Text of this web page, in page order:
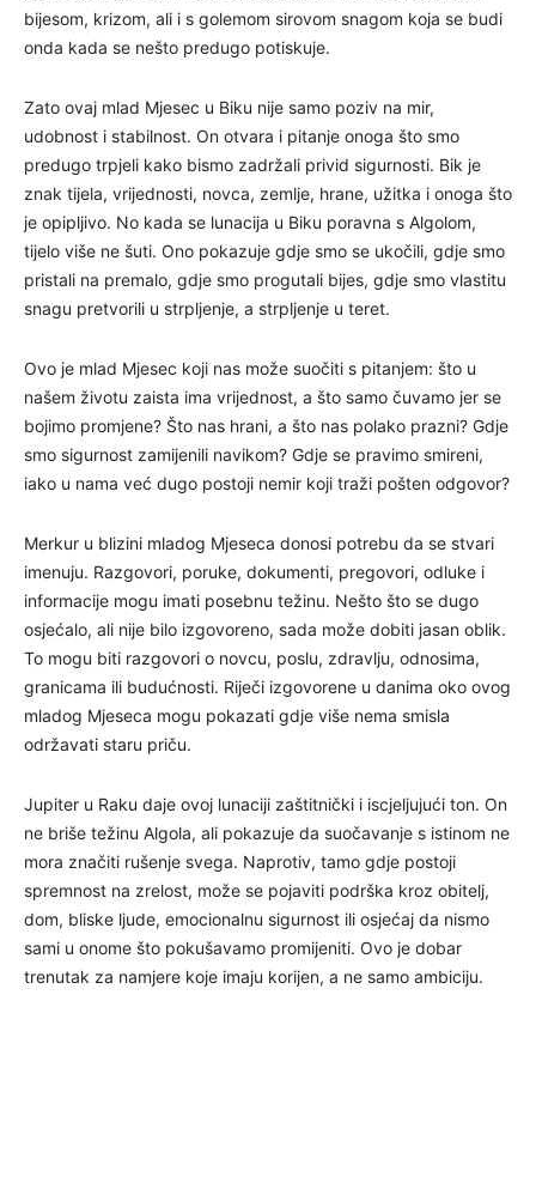
bijesom, krizom, ali i s golemom sirovom snagom koja se budi
onda kada se nešto predugo potiskuje.
Zato ovaj mlad Mjesec u Biku nije samo poziv na mir,
udobnost i stabilnost. On otvara i pitanje onoga što smo
predugo trpjeli kako bismo zadržali privid sigurnosti. Bik je
znak tijela, vrijednosti, novca, zemlje, hrane, užitka i onoga što
je opipljivo. No kada se lunacija u Biku poravna s Algolom,
tijelo više ne šuti. Ono pokazuje gdje smo se ukočili, gdje smo
pristali na premalo, gdje smo progutali bijes, gdje smo vlastitu
snagu pretvorili u strpljenje, a strpljenje u teret.
Ovo je mlad Mjesec koji nas može suočiti s pitanjem: što u
našem životu zaista ima vrijednost, a što samo čuvamo jer se
bojimo promjene? Što nas hrani, a što nas polako prazni? Gdje
smo sigurnost zamijenili navikom? Gdje se pravimo smireni,
iako u nama već dugo postoji nemir koji traži pošten odgovor?
Merkur u blizini mladog Mjeseca donosi potrebu da se stvari
imenuju. Razgovori, poruke, dokumenti, pregovori, odluke i
informacije mogu imati posebnu težinu. Nešto što se dugo
osjećalo, ali nije bilo izgovoreno, sada može dobiti jasan oblik.
To mogu biti razgovori o novcu, poslu, zdravlju, odnosima,
granicama ili budućnosti. Riječi izgovorene u danima oko ovog
mladog Mjeseca mogu pokazati gdje više nema smisla
održavati staru priču.
Jupiter u Raku daje ovoj lunaciji zaštitnički i iscjeljujući ton. On
ne briše težinu Algola, ali pokazuje da suočavanje s istinom ne
mora značiti rušenje svega. Naprotiv, tamo gdje postoji
spremnost na zrelost, može se pojaviti podrška kroz obitelj,
dom, bliske ljude, emocionalnu sigurnost ili osjećaj da nismo
sami u onome što pokušavamo promijeniti. Ovo je dobar
trenutak za namjere koje imaju korijen, a ne samo ambiciju.